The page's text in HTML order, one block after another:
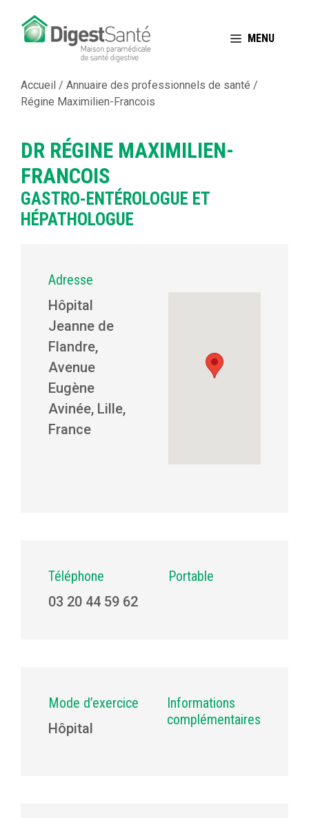
MENU
Accueil / Annuaire des professionnels de santé /
Régine Maximilien-Francois
DR RÉGINE MAXIMILIEN-
FRANCOIS
GASTRO-ENTÉROLOGUE ET
HÉPATHOLOGUE
Adresse
Hôpital
Jeanne de
Flandre,
Avenue
Eugène
Avinée, Lille,
France
Téléphone
03 20 44 59 62
Portable
Mode d’exercice
Hôpital
Informations
complémentaires